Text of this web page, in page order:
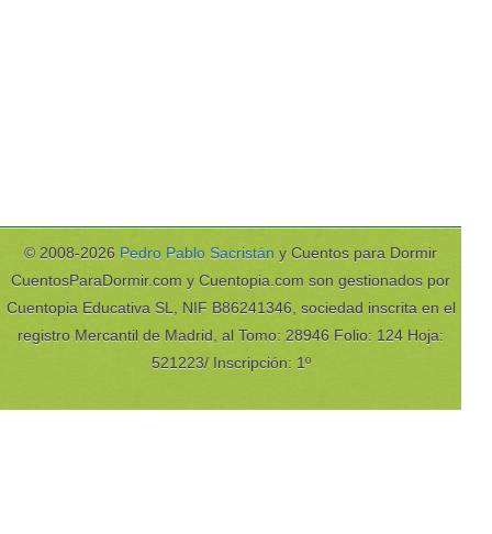
© 2008-2026 Pedro Pablo Sacristán y Cuentos para Dormir
CuentosParaDormir.com y Cuentopia.com son gestionados por
Cuentopia Educativa SL, NIF B86241346, sociedad inscrita en el
registro Mercantil de Madrid, al Tomo: 28946 Folio: 124 Hoja:
521223/ Inscripción: 1º